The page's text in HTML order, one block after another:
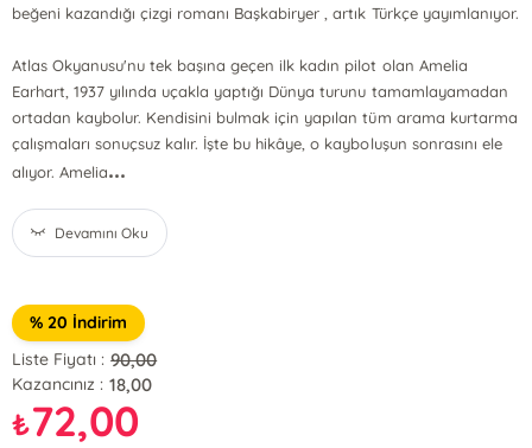
beğeni kazandığı çizgi romanı Başkabiryer , artık Türkçe yayımlanıyor.
Atlas Okyanusu'nu tek başına geçen ilk kadın pilot olan Amelia
Earhart, 1937 yılında uçakla yaptığı Dünya turunu tamamlayamadan
ortadan kaybolur. Kendisini bulmak için yapılan tüm arama kurtarma
çalışmaları sonuçsuz kalır. İşte bu hikâye, o kayboluşun sonrasını ele
alıyor. Amelia...
Devamını Oku
% 20 İndirim
Liste Fiyatı : 90,00
Kazancınız : 18,00
₺72,00